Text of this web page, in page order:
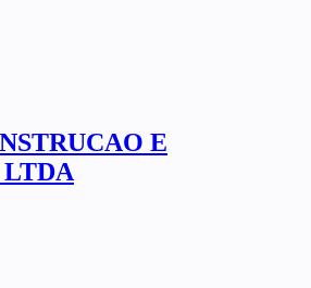
E